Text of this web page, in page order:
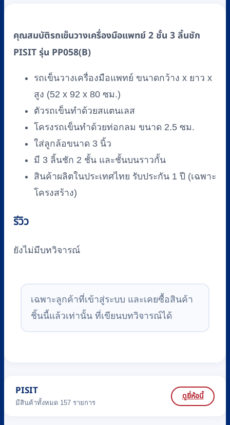
3
ชัก
PP058(B)
ชิ้น
คุณสมบัติรถเข็นวางเครื่องมือแพทย์ 2 ชั้น 3 ลิ้นชัก
PISIT รุ่น PP058(B)
รถเข็นวางเครื่องมือแพทย์ ขนาดกว้าง x ยาว x
สูง (52 x 92 x 80 ซม.)
ตัวรถเข็นทำด้วยสแตนเลส
โครงรถเข็นทำด้วยท่อกลม ขนาด 2.5 ซม.
ใส่ลูกล้อขนาด 3 นิ้ว
มี 3 ลิ้นชัก 2 ชั้น และชั้นบนราวกั้น
สินค้าผลิตในประเทศไทย รับประกัน 1 ปี (เฉพาะ
โครงสร้าง)
รีวิว
ยังไม่มีบทวิจารณ์
เฉพาะลูกค้าที่เข้าสู่ระบบ และเคยซื้อสินค้า
ชิ้นนี้แล้วเท่านั้น ที่เขียนบทวิจารณ์ได้
PISIT
มีสินค้าทั้งหมด 157 รายการ
ดูยี่ห้อนี้